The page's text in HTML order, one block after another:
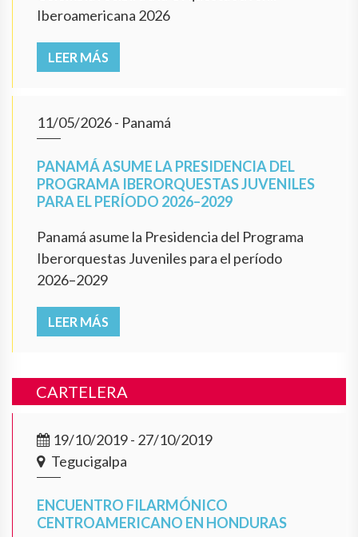
Iberoamericana 2026
LEER MÁS
11/05/2026- Panamá
PANAMÁ ASUME LA PRESIDENCIA DEL
PROGRAMA IBERORQUESTAS JUVENILES
PARA EL PERÍODO 2026–2029
Panamá asume la Presidencia del Programa
Iberorquestas Juveniles para el período
2026–2029
LEER MÁS
CARTELERA
19/10/2019 - 27/10/2019
Tegucigalpa
ENCUENTRO FILARMÓNICO
CENTROAMERICANO EN HONDURAS